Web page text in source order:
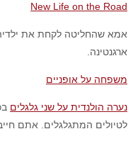
New Life on the Road
אמא שהחליטה לקחת את
ארגנטינה.
משפחה על אופניים
נערה הולנדית על שני גלגלים
לטיולים המתגלגלים. אתם